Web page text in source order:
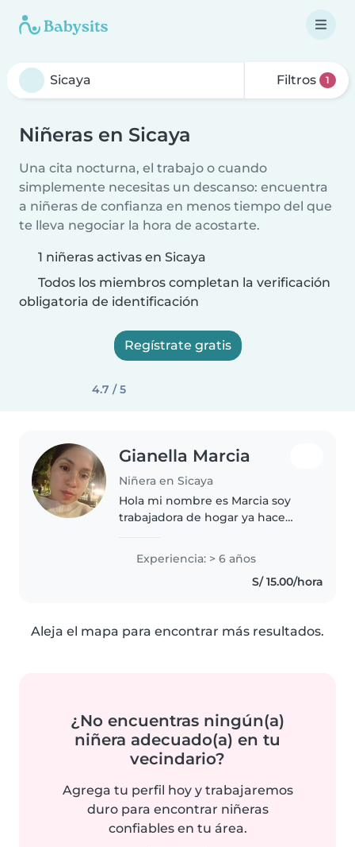
Filtros 1
Niñeras en Sicaya
Una cita nocturna, el trabajo o cuando
simplemente necesitas un descanso: encuentra
a niñeras de confianza en menos tiempo del que
te lleva negociar la hora de acostarte.
1 niñeras activas en Sicaya
Todos los miembros completan la verificación
obligatoria de identificación
Regístrate gratis
4.7 / 5
Gianella Marcia
Niñera en Sicaya
Hola mi nombre es Marcia soy
trabajadora de hogar ya hace
nada por mi propio hogar
Experiencia: > 6 años
S/ 15.00/hora
Aleja el mapa para encontrar más resultados.
¿No encuentras ningún(a)
niñera adecuado(a) en tu
vecindario?
Agrega tu perfil hoy y trabajaremos
duro para encontrar niñeras
confiables en tu área.